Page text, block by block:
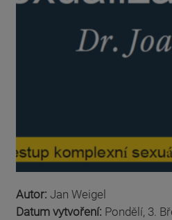
Autor: Jan Weigel
Datum vytvoření: Pondělí, 3.